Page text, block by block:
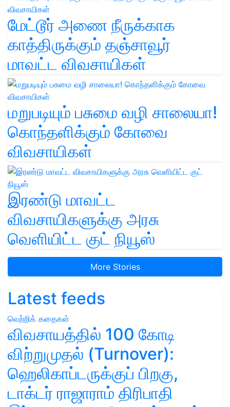
மேட்டூர் அணை நீருக்காக
காத்திருக்கும் தஞ்சாவூர்
மாவட்ட விவசாயிகள்
மறுபடியும் பசுமை வழி சாலையா!
கொந்தளிக்கும் கோவை
விவசாயிகள்
இரண்டு மாவட்ட
விவசாயிகளுக்கு அரசு
வெளியிட்ட குட் நியூஸ்
More Stories
Latest feeds
வெற்றிக் கதைகள்
விவசாயத்தில் 100 கோடி
விற்றுமுதல் (Turnover):
ஹெலிகாப்டருக்குப் பிறகு,
டாக்டர் ராஜாராம் திரிபாதி